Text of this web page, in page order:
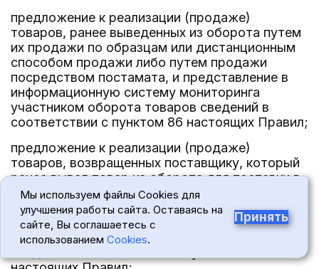
предложение к реализации (продаже)
товаров, ранее выведенных из оборота путем
их продажи по образцам или дистанционным
способом продажи либо путем продажи
посредством постамата, и представление в
информационную систему мониторинга
участником оборота товаров сведений в
соответствии с пунктом 86 настоящих Правил;
предложение к реализации (продаже)
товаров, возвращенных поставщику, который
ранее вывел товар из оборота для поставки в
целях, не связанных с последующей
реализацией (продажей) товаров, и
представление в информационную систему
мониторинга участником оборота товаров
Мы используем файлы Cookies для
улучшения работы сайта. Оставаясь на
сайте, Вы соглашаетесь с
использованием Cookies.
Принять